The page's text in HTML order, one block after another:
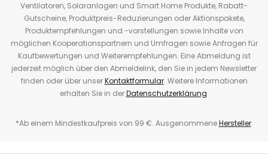
Ventilatoren, Solaranlagen und Smart Home Produkte, Rabatt-
Gutscheine, Produktpreis-Reduzierungen oder Aktionspakete,
Produktempfehlungen und -vorstellungen sowie Inhalte von
möglichen Kooperationspartnern und Umfragen sowie Anfragen für
Kaufbewertungen und Weiterempfehlungen. Eine Abmeldung ist
jederzeit möglich über den Abmeldelink, den Sie in jedem Newsletter
finden oder über unserKontaktformular. Weitere Informationen
erhalten Sie in derDatenschutzerklärung.
*Ab einem Mindestkaufpreis von 99 €. AusgenommeneHersteller.